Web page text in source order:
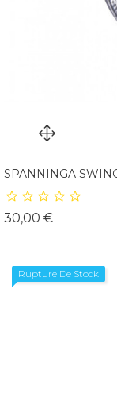
SPANNINGA
30,00 €Prix
Rupture De Stock